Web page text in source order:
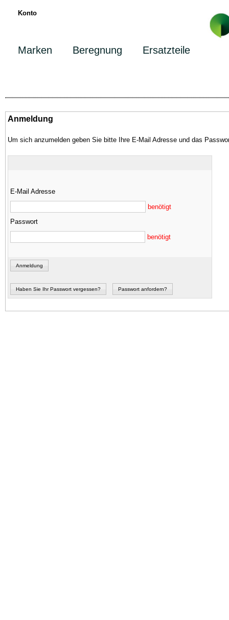
Konto
Marken Beregnung Ersatzteile
Anmeldung
Um sich anzumelden geben Sie bitte Ihre E-Mail Adresse und das
E-Mail Adresse
benötigt
Passwort
benötigt
Anmeldung
Haben Sie Ihr Passwort vergessen? Passwort anfordern?